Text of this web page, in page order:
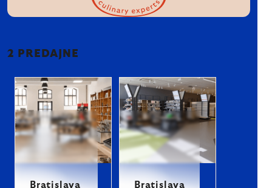
2 PREDAJNE
Bratislava Bratislava